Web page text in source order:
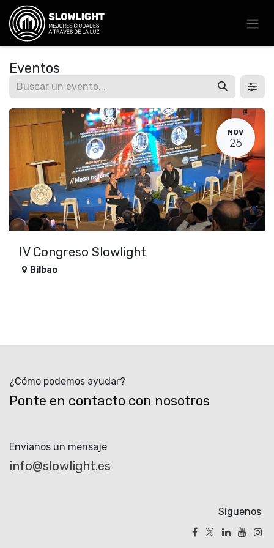
Ir al contenido
Eventos
NOV
25
IV Congreso Slowlight
Bilbao
¿Cómo podemos ayudar?
Ponte en contacto con nosotros
Envíanos un mensaje
info@slowlight.es
Síguenos